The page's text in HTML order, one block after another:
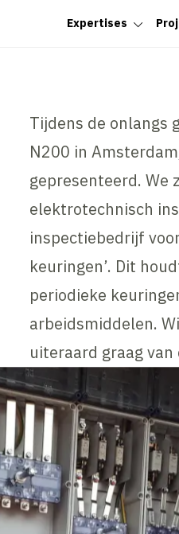
Expertises
Tijdens de onlangs
N200 in
gepresenteerd. We
elektrotechnisch
inspectiebedrijf
keuringen’. Dit
periodieke
arbeidsmiddelen.
uiteraard graag